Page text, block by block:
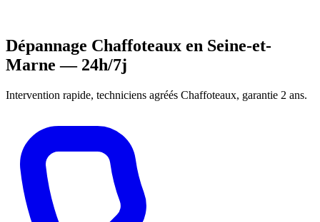
Dépannage Chaffoteaux en Seine-et-
Marne — 24h/7j
Intervention rapide, techniciens agréés Chaffoteaux, garantie 2 ans.